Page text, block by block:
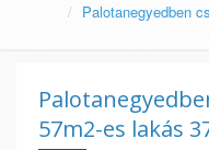
Palotanegyedben
57m2-es lakás